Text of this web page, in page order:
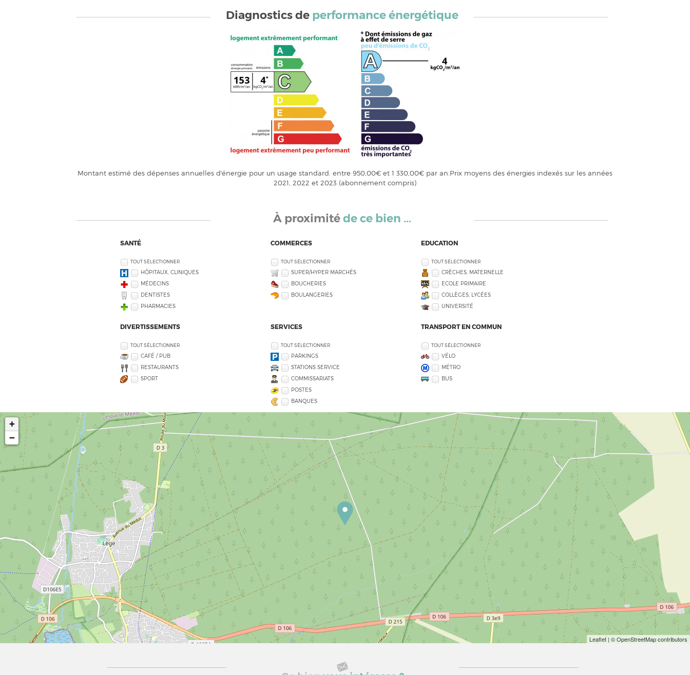
Diagnostics de performance énergétique
Montant estimé des dépenses annuelles d'énergie pour un usage standard: entre 950,00€ et 1 330,00€ par an.Prix moyens des énergies indexés sur les années
2021, 2022 et 2023 (abonnement compris)
À proximitéde ce bien ...
SANTÉ
TOUT SÉLECTIONNER
HÔPITAUX, CLINIQUES
MÉDECINS
DENTISTES
PHARMACIES
COMMERCES
TOUT SÉLECTIONNER
SUPER/HYPER MARCHÉS
BOUCHERIES
BOULANGERIES
EDUCATION
TOUT SÉLECTIONNER
CRÈCHES, MATERNELLE
ECOLE PRIMAIRE
COLLÈGES, LYCÉES
UNIVERSITÉ
DIVERTISSEMENTS
TOUT SÉLECTIONNER
CAFÉ / PUB
RESTAURANTS
SPORT
SERVICES
TOUT SÉLECTIONNER
PARKINGS
STATIONS SERVICE
COMMISSARIATS
POSTES
BANQUES
TRANSPORT EN COMMUN
TOUT SÉLECTIONNER
VÉLO
MÉTRO
BUS
+
−
Leaflet | © OpenStreetMap contributors